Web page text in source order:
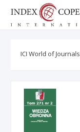
ICI World of Journals